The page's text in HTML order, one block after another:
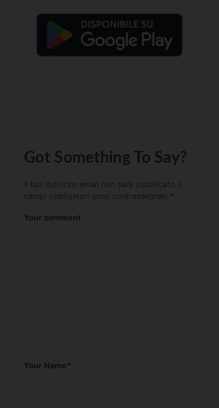
Got Something To Say?
Il tuo indirizzo email non sarà pubblicato.
campi obbligatori sono contrassegnati *
Your comment
Your Name*